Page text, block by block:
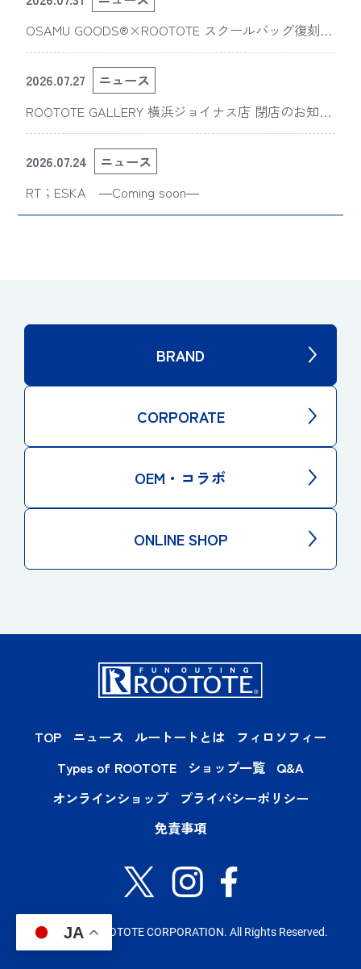
OSAMU GOODS®×ROOTOTE スクールバッグ復刻
版“スライスドアイ”の新デザインが「The 50th Annive
rsary OSAMU GOODS展」に登場
2026.07.27
ニュース
ROOTOTE GALLERY 横浜ジョイナス店 閉店のお知ら
せ
2026.07.24
ニュース
RT；ESKA ―Coming soon―
BRAND
CORPORATE
OEM・コラボ
ONLINE SHOP
TOP ニュース ルートートとは
フィロソフィー
Types of ROOTOTE
ショップ一覧
Q&A
オンラインショップ
プライバシーポリシー
免責事項
Copyright© ROOTOTE CORPORATION. All Rights Reserved.
JA